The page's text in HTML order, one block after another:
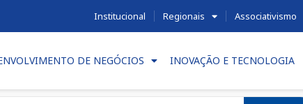
Institucional Regionais Associativismo
DE NEGÓCIOS INOVAÇÃO E TECNOLOGIA